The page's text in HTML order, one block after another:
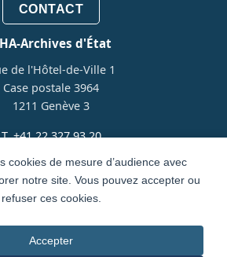
cookies de mesure d’audience avec
notre site. Vous pouvez accepter ou
refuser ces cookies.
Accepter
CONTACT
Archives d'État
de l'Hôtel-de-Ville 1
Case postale 3964
1211 Genève 3
T. +41 22 327 93 20
parIVY Partners